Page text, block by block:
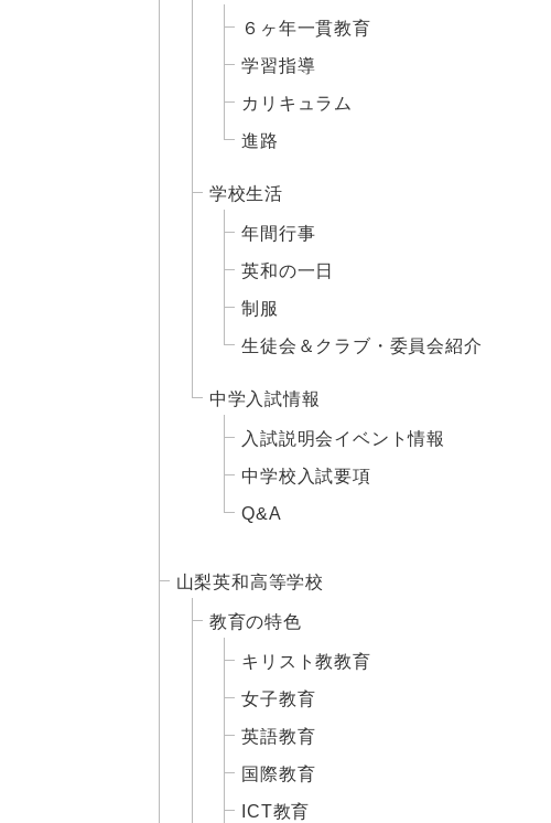
６ヶ年一貫教育
学習指導
カリキュラム
進路
学校生活
年間行事
英和の一日
制服
生徒会＆クラブ・委員会紹介
中学入試情報
入試説明会イベント情報
中学校入試要項
Q&A
山梨英和高等学校
教育の特色
キリスト教教育
女子教育
英語教育
国際教育
ICT教育